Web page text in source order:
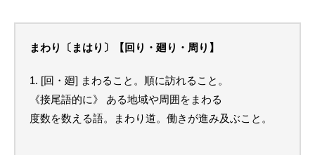
まわり〔まはり〕【回り・廻り・周り】
1. [回・廻] まわること。順に訪れること。
《接尾語的に》 ある地域や周囲をまわる
度数を数える語。まわり道。働きが進み及ぶこと。